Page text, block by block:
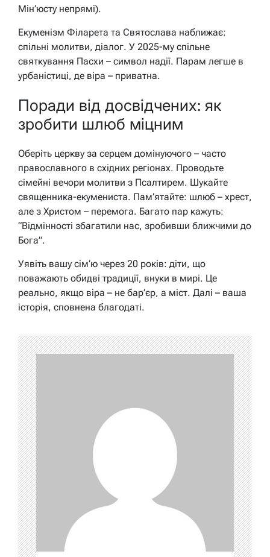
Мін’юсту непрямі).
Екуменізм Філарета та Святослава наближає:
спільні молитви, діалог. У 2025-му спільне
святкування Пасхи – символ надії. Парам легше в
урбаністиці, де віра – приватна.
Поради від досвідчених: як
зробити шлюб міцним
Оберіть церкву за серцем домінуючого – часто
православного в східних регіонах. Проводьте
сімейні вечори молитви з Псалтирем. Шукайте
священника-екумениста. Пам’ятайте: шлюб – хрест,
але з Христом – перемога. Багато пар кажуть:
“Відмінності збагатили нас, зробивши ближчими до
Бога”.
Уявіть вашу сім’ю через 20 років: діти, що
поважають обидві традиції, внуки в мирі. Це
реально, якщо віра – не бар’єр, а міст. Далі – ваша
історія, сповнена благодаті.